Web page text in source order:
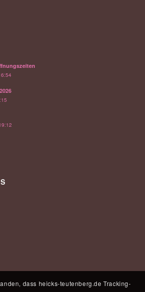
dass heicks-teutenberg.de Tracking-